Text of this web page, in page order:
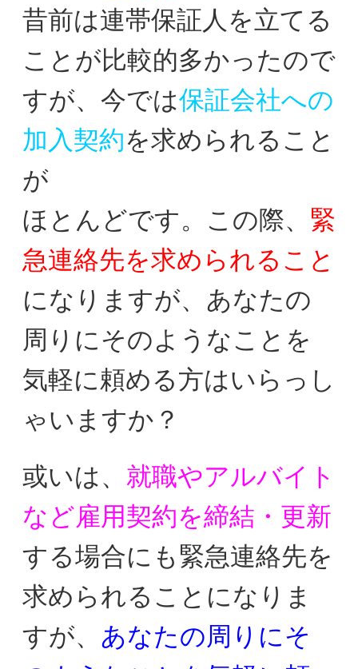
昔前は連帯保証人を立てる
ことが比較的多かったので
すが、今では保証会社への
加入契約を求められること
が
ほとんどです。この際、 緊
急連絡先を求められること
になりますが、あなたの
周りにそのようなことを
気軽に頼める方はいらっし
ゃいますか？
或いは、 就職やアルバイト
など雇用契約を締結・更新
する場合に も緊急連絡先を
求められることになりま
すが、 あなたの周りにそ